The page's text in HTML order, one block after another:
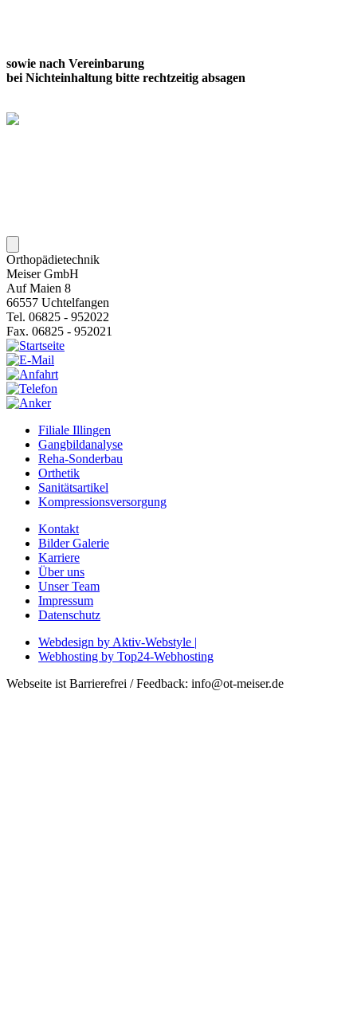
sowie nach Vereinbarung
bei Nichteinhaltung bitte rechtzeitig absagen
Orthopädietechnik
Meiser GmbH
Auf Maien 8
66557 Uchtelfangen
Tel. 06825 - 952022
Fax. 06825 - 952021
Filiale Illingen
Gangbildanalyse
Reha-Sonderbau
Orthetik
Sanitätsartikel
Kompressionsversorgung
Kontakt
Bilder Galerie
Karriere
Über uns
Unser Team
Impressum
Datenschutz
Webdesign by Aktiv-Webstyle |
Webhosting by Top24-Webhosting
Webseite ist Barrierefrei / Feedback: info@ot-meiser.de